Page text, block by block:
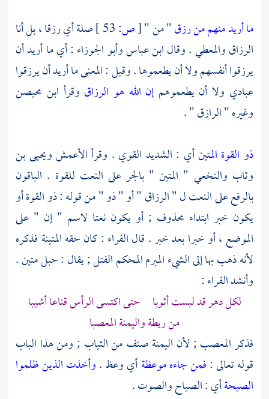
ما أريد منهم من رزق" من "[ص:
صلة أي رزقا ، بل أنا
الرزاق والمعطي . وقالابن عباسوأبو الجوزاء : أي ما أريد أن
يرزقوا أنفسهم ولا أن يطعموها . وقيل : المعنى ما أريد أن يرزقوا
عبادي ولا أن يطعموهمإن الله هو الرزاق وقرأ ابن محيصن
وغيره " الرازق " .
ذو القوة المتينأي : الشديد القوي . وقرأالأعمشويحيى بن
وثاب والنخعي " المتين " بالجر على النعت للقوة . الباقون
بالرفع على النعت ل " الرزاق " أو " ذو " من قوله : ذو القوة أو
يكون خبر ابتداء محذوف ; أو يكون نعتا لاسم " إن " على
الموضع ، أو خبرا بعد خبر . قالالفراء : كان حقه المتينة فذكره
لأنه ذهب بها إلى الشيء المبرم المحكم الفتل ; يقال : حبل متين .
وأنشدالفراء:
لكل دهر قد لبست أثوبا حتى اكتسى الرأس قناعا أشيبا
من ريطة واليمنة المعصبا
فذكر المعصب ; لأن اليمنة صنف من الثياب ; ومن هذا الباب
قوله تعالى :فمن جاءه موعظةأي وعظ .وأخذت الذين ظلموا
الصيحةأي : الصياح والصوت .